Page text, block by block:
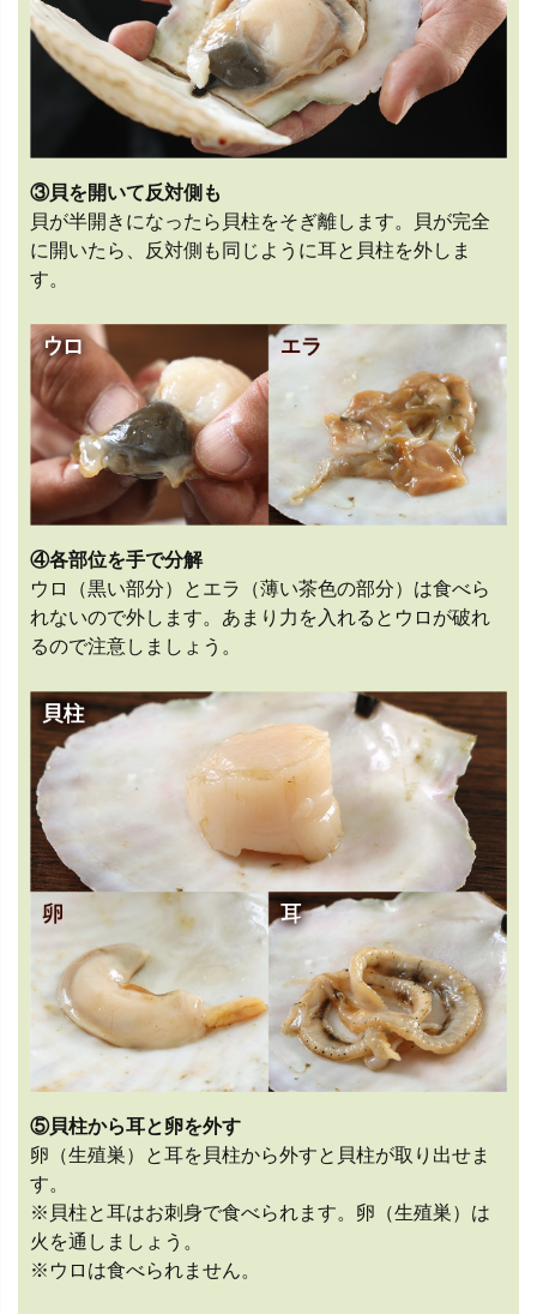
③貝を開いて反対側も
貝が半開きになったら貝柱をそぎ離します。貝が完全
に開いたら、反対側も同じように耳と貝柱を外しま
す。
④各部位を手で分解
ウロ（黒い部分）とエラ（薄い茶色の部分）は食べら
れないので外します。あまり力を入れるとウロが破れ
るので注意しましょう。
⑤貝柱から耳と卵を外す
卵（生殖巣）と耳を貝柱から外すと貝柱が取り出せま
す。
※貝柱と耳はお刺身で食べられます。卵（生殖巣）は
火を通しましょう。
※ウロは食べられません。